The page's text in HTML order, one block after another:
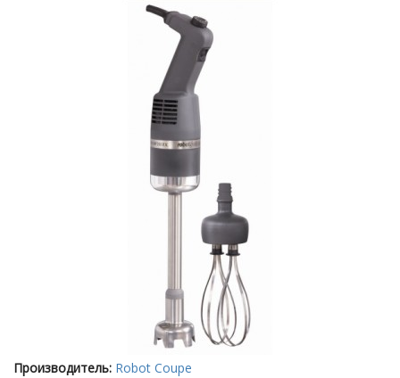
Производитель: Robot Coupe